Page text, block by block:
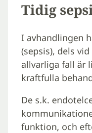
Tidig
I avhandlingen
(sepsis), dels
allvarliga fall är
kraftfulla
De s.k.
funktion, och